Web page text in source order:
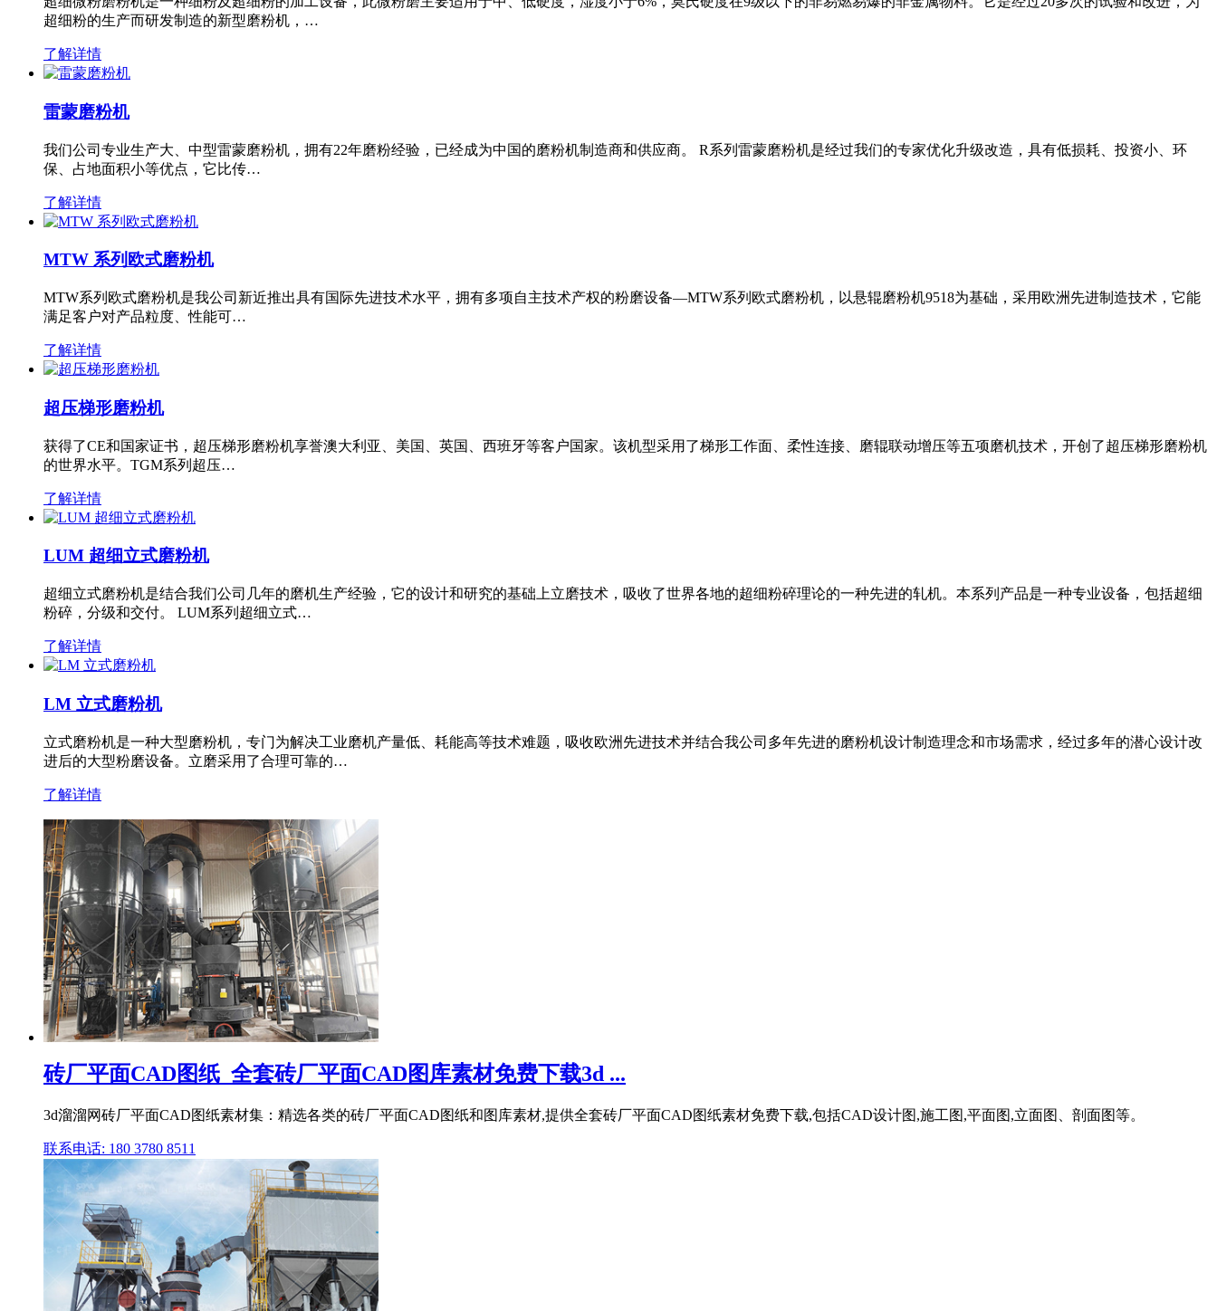
超细粉的生产而研发制造的新型磨粉机，…
了解详情
雷蒙磨粉机
我们公司专业生产大、中型雷蒙磨粉机，拥有22年磨粉经验，已经成为中国的磨粉机制造商和供应商。 R系列雷蒙磨粉机是经过我们的专家优化升级改造，具有低损耗、投资小、环
保、占地面积小等优点，它比传…
了解详情
MTW 系列欧式磨粉机
MTW系列欧式磨粉机是我公司新近推出具有国际先进技术水平，拥有多项自主技术产权的粉磨设备—MTW系列欧式磨粉机，以悬辊磨粉机9518为基础，采用欧洲先进制造技术，它能
满足客户对产品粒度、性能可…
了解详情
超压梯形磨粉机
获得了CE和国家证书，超压梯形磨粉机享誉澳大利亚、美国、英国、西班牙等客户国家。该机型采用了梯形工作面、柔性连接、磨辊联动增压等五项磨机技术，开创了超压梯形磨粉机
的世界水平。TGM系列超压…
了解详情
LUM 超细立式磨粉机
超细立式磨粉机是结合我们公司几年的磨机生产经验，它的设计和研究的基础上立磨技术，吸收了世界各地的超细粉碎理论的一种先进的轧机。本系列产品是一种专业设备，包括超细
粉碎，分级和交付。 LUM系列超细立式…
了解详情
LM 立式磨粉机
立式磨粉机是一种大型磨粉机，专门为解决工业磨机产量低、耗能高等技术难题，吸收欧洲先进技术并结合我公司多年先进的磨粉机设计制造理念和市场需求，经过多年的潜心设计改
进后的大型粉磨设备。立磨采用了合理可靠的…
了解详情
砖厂平面CAD图纸_全套砖厂平面CAD图库素材免费下载3d ...
3d溜溜网砖厂平面CAD图纸素材集：精选各类的砖厂平面CAD图纸和图库素材,提供全套砖厂平面CAD图纸素材免费下载,包括CAD设计图,施工图,平面图,立面图、剖面图等。
联系电话: 180 3780 8511